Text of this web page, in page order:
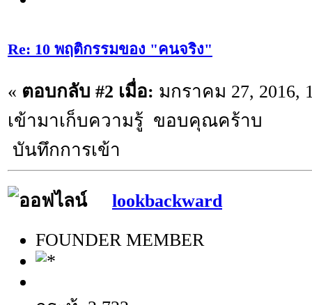
Re: 10 พฤติกรรมของ "คนจริง"
« ตอบกลับ #2 เมื่อ: มกราคม 27, 2016,
เข้ามาเก็บความรู้ ขอบคุณคร้าบ
บันทึกการเข้า
lookbackward
FOUNDER MEMBER